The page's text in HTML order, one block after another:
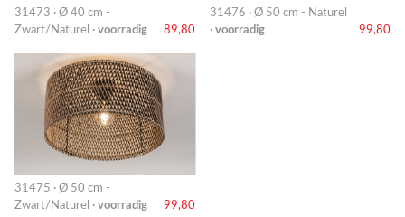
31473 · Ø 40 cm -
Zwart/Naturel · voorradig 89,80
31476 · Ø 50 cm - Naturel
· voorradig 99,80
31475 · Ø 50 cm -
Zwart/Naturel · voorradig 99,80